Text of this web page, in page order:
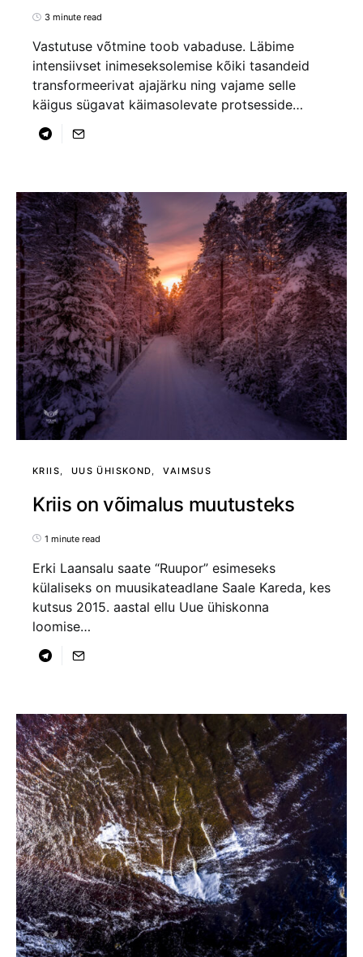
3 minute read
Vastutuse võtmine toob vabaduse. Läbime
intensiivset inimeseksolemise kõiki tasandeid
transformeerivat ajajärku ning vajame selle
käigus sügavat käimasolevate protsesside…
KRIIS UUS ÜHISKOND VAIMSUS
Kriis on võimalus muutusteks
1 minute read
Erki Laansalu saate “Ruupor” esimeseks
külaliseks on muusikateadlane Saale Kareda, kes
kutsus 2015. aastal ellu Uue ühiskonna
loomise…